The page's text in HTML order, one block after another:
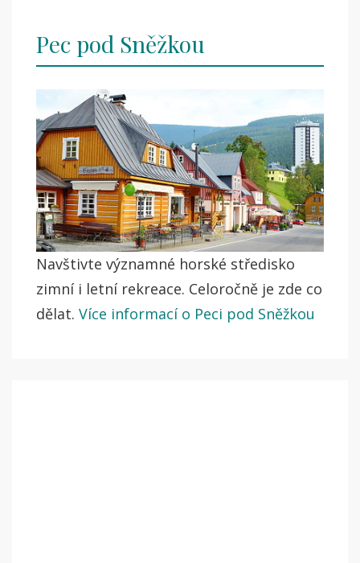
navigation
Pec pod Sněžkou
Navštivte významné horské středisko
zimní i letní rekreace. Celoročně je zde co
dělat. Více informací o Peci pod Sněžkou